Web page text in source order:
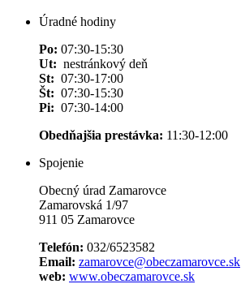
Úradné hodiny
Po: 07:30-15:30
Ut: nestránkový deň
St: 07:30-17:00
Št: 07:30-15:30
Pi: 07:30-14:00
Obedňajšia prestávka: 11:30-12:00
Spojenie
Obecný úrad Zamarovce
Zamarovská 1/97
911 05 Zamarovce
Telefón: 032/6523582
Email: zamarovce@obeczamarovce.sk
web: www.obeczamarovce.sk